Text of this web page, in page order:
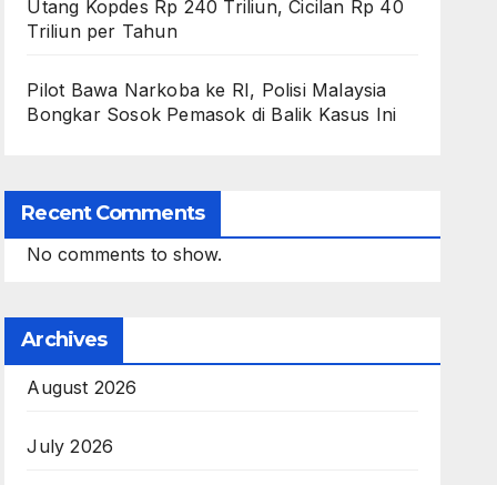
Utang Kopdes Rp 240 Triliun, Cicilan Rp 40
Triliun per Tahun
Pilot Bawa Narkoba ke RI, Polisi Malaysia
Bongkar Sosok Pemasok di Balik Kasus Ini
Recent Comments
No comments to show.
Archives
August 2026
July 2026